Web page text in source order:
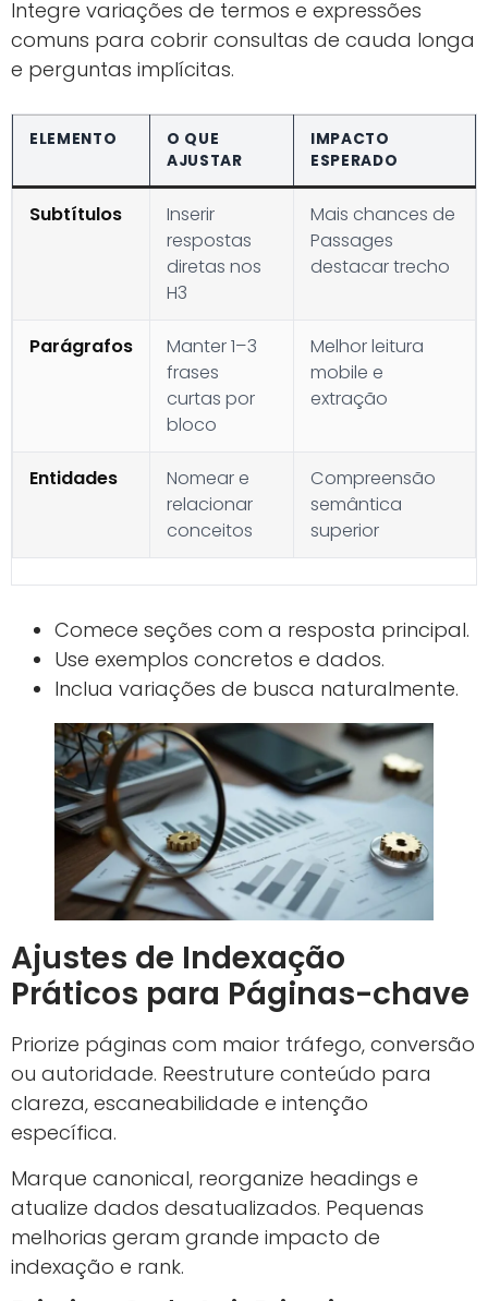
Integre variações de termos e expressões
comuns para cobrir consultas de cauda longa
e perguntas implícitas.
ELEMENTO
O QUE
AJUSTAR
IMPACTO
ESPERADO
Subtítulos
Inserir
respostas
diretas nos
H3
Mais chances de
Passages
destacar trecho
Parágrafos
Manter 1–3
frases
curtas por
bloco
Melhor leitura
mobile e
extração
Entidades
Nomear e
relacionar
conceitos
Compreensão
semântica
superior
Comece seções com a resposta principal.
Use exemplos concretos e dados.
Inclua variações de busca naturalmente.
Ajustes de Indexação
Práticos para Páginas-chave
Priorize páginas com maior tráfego, conversão
ou autoridade. Reestruture conteúdo para
clareza, escaneabilidade e intenção
específica.
Marque canonical, reorganize headings e
atualize dados desatualizados. Pequenas
melhorias geram grande impacto de
indexação e rank.